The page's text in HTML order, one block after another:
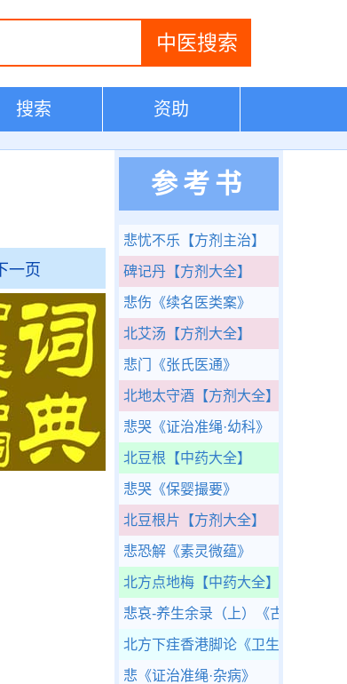
搜索 资助
下一页
参考书
悲忧不乐 【方剂主治】
碑记丹 【方剂大全】
悲伤 《续名医类案》
北艾汤 【方剂大全】
悲门 《张氏医通》
北地太守酒 【方剂大全】
悲哭 《证治准绳·幼科》
北豆根 【中药大全】
悲哭 《保婴撮要》
北豆根片 【方剂大全】
悲恐解 《素灵微蕴》
北方点地梅 【中药大全】
悲哀-养生余录（上） 《古今医统大
北方下疰香港脚论 《卫生宝鉴》
悲 《证治准绳·杂病》